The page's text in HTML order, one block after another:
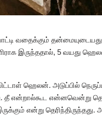
வதைக்கும் தன்மையுடையது.
இருந்ததால், 5 வயது
ஹெலன். அடுப்பில்
தீ என்றால்கூட என்னவென்று
என்று தெரிந்திருந்தது.